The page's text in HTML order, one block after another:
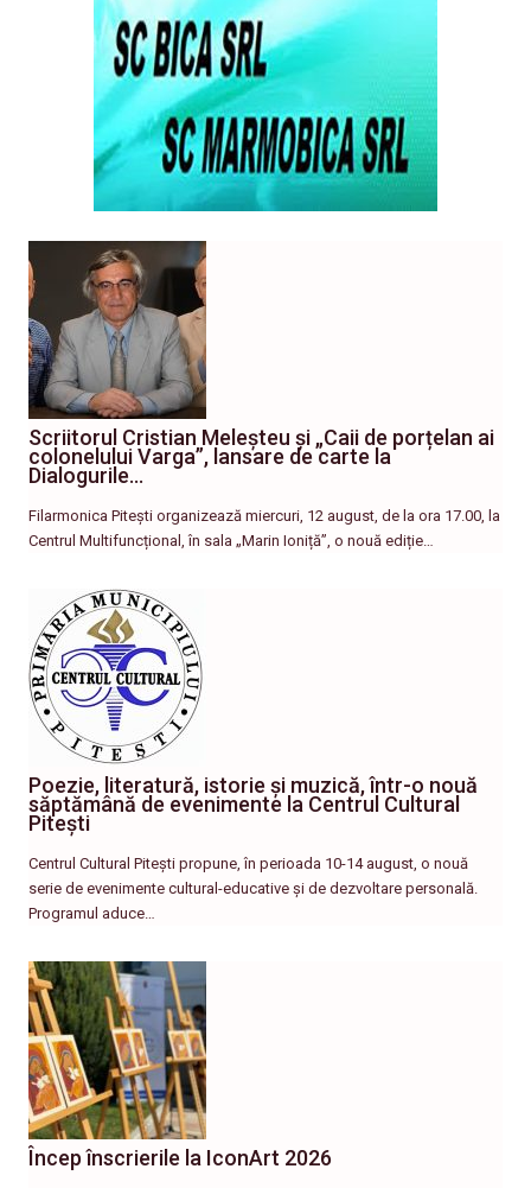
Scriitorul Cristian Meleșteu și „Caii de porțelan ai
colonelului Varga”, lansare de carte la
Dialogurile…
Filarmonica Pitești organizează miercuri, 12 august, de la ora 17.00, la
Centrul Multifuncțional, în sala „Marin Ioniță”, o nouă ediție…
Poezie, literatură, istorie și muzică, într-o nouă
săptămână de evenimente la Centrul Cultural
Pitești
Centrul Cultural Pitești propune, în perioada 10-14 august, o nouă
serie de evenimente cultural-educative și de dezvoltare personală.
Programul aduce…
Încep înscrierile la IconArt 2026